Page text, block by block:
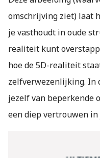
omschrijving ziet) laat
je vasthoudt in oude
realiteit kunt
hoe de 5D-realiteit
zelfverwezenlijking. In
jezelf van beperkende
een diep vertrouwen